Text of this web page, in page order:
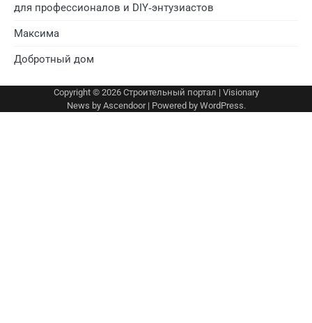
для профессионалов и DIY‑энтузиастов
Максима
Добротный дом
Copyright © 2026 Строительный портал | Visionary
News by Ascendoor| Powered by WordPress.